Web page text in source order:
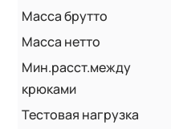
Масса брутто
Масса нетто
Мин.расст.между
крюками
Тестовая нагрузка